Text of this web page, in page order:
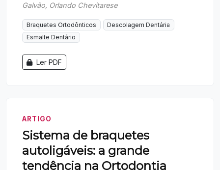
Galvão, Orlando Chevitarese
Braquetes Ortodônticos
Descolagem Dentária
Esmalte Dentário
Ler PDF
ARTIGO
Sistema de braquetes
autoligáveis: a grande
tendência na Ortodontia